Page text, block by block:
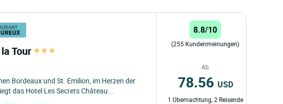
Tour
Bordeaux und St. Emilion, im Herzen der
das Hotel Les Secrets Château...
8.8/10
(255 Kundenmeinungen)
Ab
78.56 USD
1 Übernachtung, 2 Reisende